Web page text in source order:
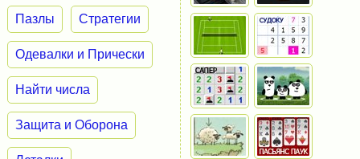
Пазлы Стратегии
Одевалки и Прически
Найти числа
Защита и Оборона